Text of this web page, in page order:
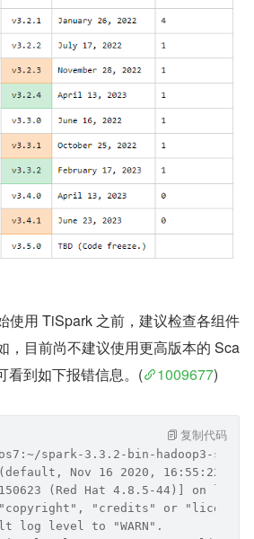
使用 TiSpark 之前，建议检查各组件
，目前尚不建议使用更高版本的 Sca
看到如下报错信息。(
1009677)
spark-3.3.2-bin-hadoop3-
Nov 16 2020, 16:55:22)
(Red Hat 4.8.5-44)] on linux
"credits" or "license"
log level to "WARN".
复制代码